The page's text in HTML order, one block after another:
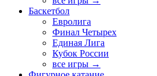
Баскетбол
Евролига
Финал Четырех
Единая Лига
Кубок России
все игры →